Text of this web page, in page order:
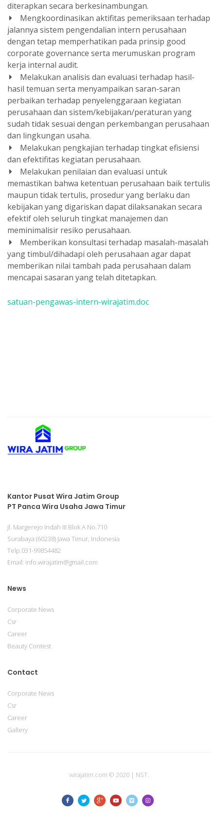
diterapkan secara berkesinambungan.
Mengkoordinasikan aktifitas pemeriksaan terhadap
jalannya sistem pengendalian intern perusahaan
dengan tetap memperhatikan pada prinsip good
corporate governance serta merumuskan program
kerja internal audit.
Melakukan analisis dan evaluasi terhadap hasil-
hasil temuan serta menyampaikan saran-saran
perbaikan terhadap penyelenggaraan kegiatan
perusahaan dan sistem/kebijakan/peraturan yang
sudah tidak sesuai dengan perkembangan perusahaan
dan lingkungan usaha.
Melakukan pengkajian terhadap tingkat efisiensi
dan efektifitas kegiatan perusahaan.
Melakukan penilaian dan evaluasi untuk
memastikan bahwa ketentuan perusahaan baik tertulis
maupun tidak tertulis, prosedur yang berlaku dan
kebijakan yang digariskan dapat dilaksanakan secara
efektif oleh seluruh tingkat manajemen dan
meminimalisir resiko perusahaan.
Memberikan konsultasi terhadap masalah-masalah
yang timbul/dihadapi oleh perusahaan agar dapat
memberikan nilai tambah pada perusahaan dalam
mencapai sasaran yang telah ditetapkan.
satuan-pengawas-intern-wirajatim.doc
Kantor Pusat Wira Jatim Group
PT Panca Wira Usaha Jawa Timur
Jl. Margerejo Indah III Blok A No.710
Surabaya (60238) Jawa Timur, Indonesia
Telp.031-99854482
Email: info.wirajatim@gmail.com
News
Corporate News
Csr
Career
Beauty Contest
Contact
Corporate News
Csr
Career
Gallery
wirajatim.com © 2020 | NST.